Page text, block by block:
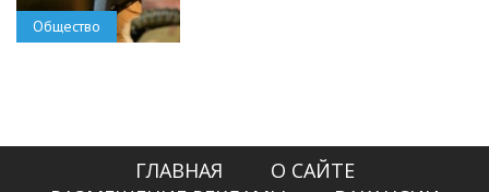
Общество
ГЛАВНАЯ
О САЙТЕ